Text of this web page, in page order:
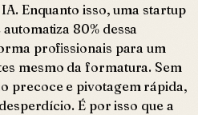
Enquanto isso, uma startup
80% dessa
profissionais para um
mesmo da formatura. Sem
precoce e pivotagem rápida,
É por isso que a